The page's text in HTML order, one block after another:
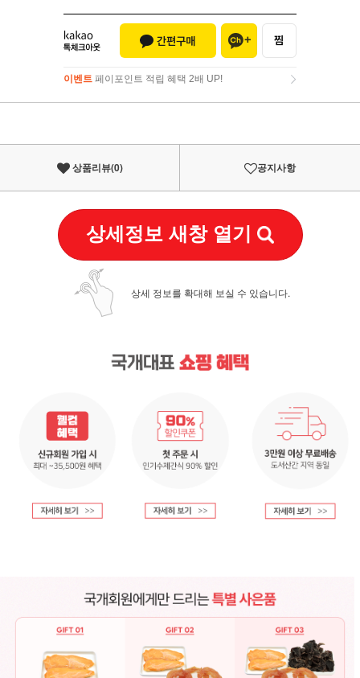
이벤트 페이포인트 적립 혜택 2배 UP!
이벤트페이포인트 적립 혜택 2배 UP!
상품리뷰(0) 공지사항
상세정보 새창 열기
상세 정보를 확대해 보실 수 있습니다.